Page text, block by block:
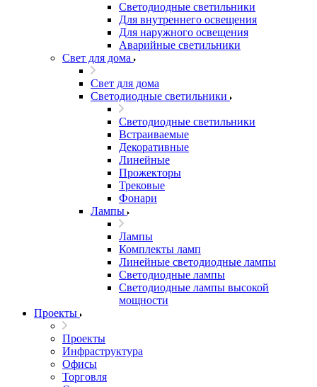
Светодиодные светильники
Для внутреннего освещения
Для наружного освещения
Аварийные светильники
Свет для дома
Свет для дома
Светодиодные светильники
Светодиодные светильники
Встраиваемые
Декоративные
Линейные
Прожекторы
Трековые
Фонари
Лампы
Лампы
Комплекты ламп
Линейные светодиодные лампы
Светодиодные лампы
Светодиодные лампы высокой
мощности
Проекты
Проекты
Инфраструктура
Офисы
Торговля